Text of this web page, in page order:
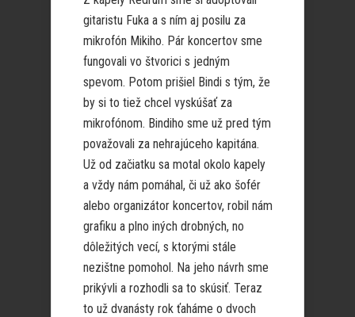
gitaristu Fuka a s ním aj posilu za
mikrofón Mikiho. Pár koncertov sme
fungovali vo štvorici s jedným
spevom. Potom prišiel Bindi s tým, že
by si to tiež chcel vyskúšať za
mikrofónom. Bindiho sme už pred tým
považovali za nehrajúceho kapitána.
Už od začiatku sa motal okolo kapely
a vždy nám pomáhal, či už ako šofér
alebo organizátor koncertov, robil nám
grafiku a plno iných drobných, no
dôležitých vecí, s ktorými stále
nezištne pomohol. Na jeho návrh sme
prikývli a rozhodli sa to skúsiť. Teraz
to už dvanásty rok ťaháme o dvoch